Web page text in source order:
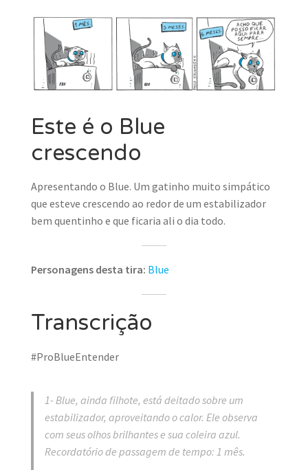
MINHA CONTA
CARRINHO
Search
Este é o Blue
crescendo
Apresentando o Blue. Um gatinho muito simpático
que esteve crescendo ao redor de um estabilizador
bem quentinho e que ficaria ali o dia todo.
Personagens desta tira: Blue
Transcrição
#ProBlueEntender
1- Blue, ainda filhote, está deitado sobre um
estabilizador, aproveitando o calor. Ele observa
com seus olhos brilhantes e sua coleira azul.
Recordatório de passagem de tempo: 1 mês.